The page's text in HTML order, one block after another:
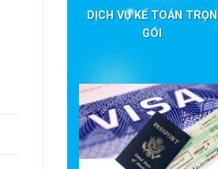
DỊCH VỤ KẾ TOÁN TRỌN
GÓI